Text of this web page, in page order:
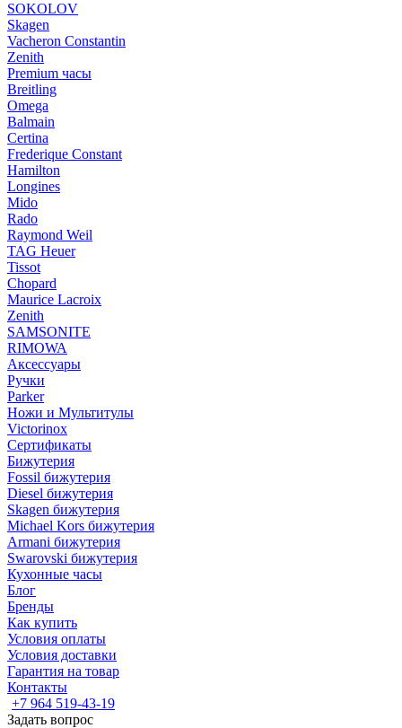
SOKOLOV
Skagen
Vacheron Constantin
Zenith
Premium часы
Breitling
Omega
Balmain
Certina
Frederique Constant
Hamilton
Longines
Mido
Rado
Raymond Weil
TAG Heuer
Tissot
Chopard
Maurice Lacroix
Zenith
SAMSONITE
RIMOWA
Аксессуары
Ручки
Parker
Ножи и Мультитулы
Victorinox
Сертификаты
Бижутерия
Fossil бижутерия
Diesel бижутерия
Skagen бижутерия
Michael Kors бижутерия
Armani бижутерия
Swarovski бижутерия
Кухонные часы
Блог
Бренды
Как купить
Условия оплаты
Условия доставки
Гарантия на товар
Контакты
+7 964 519-43-19
Задать вопрос